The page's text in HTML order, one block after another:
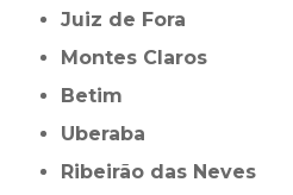
Juiz de Fora
Montes Claros
Betim
Uberaba
Ribeirão das Neves